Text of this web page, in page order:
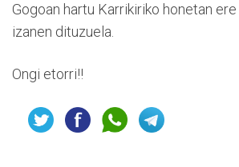
Gogoan hartu Karrikiriko honetan
izanen dituzuela.
Ongi etorri!!